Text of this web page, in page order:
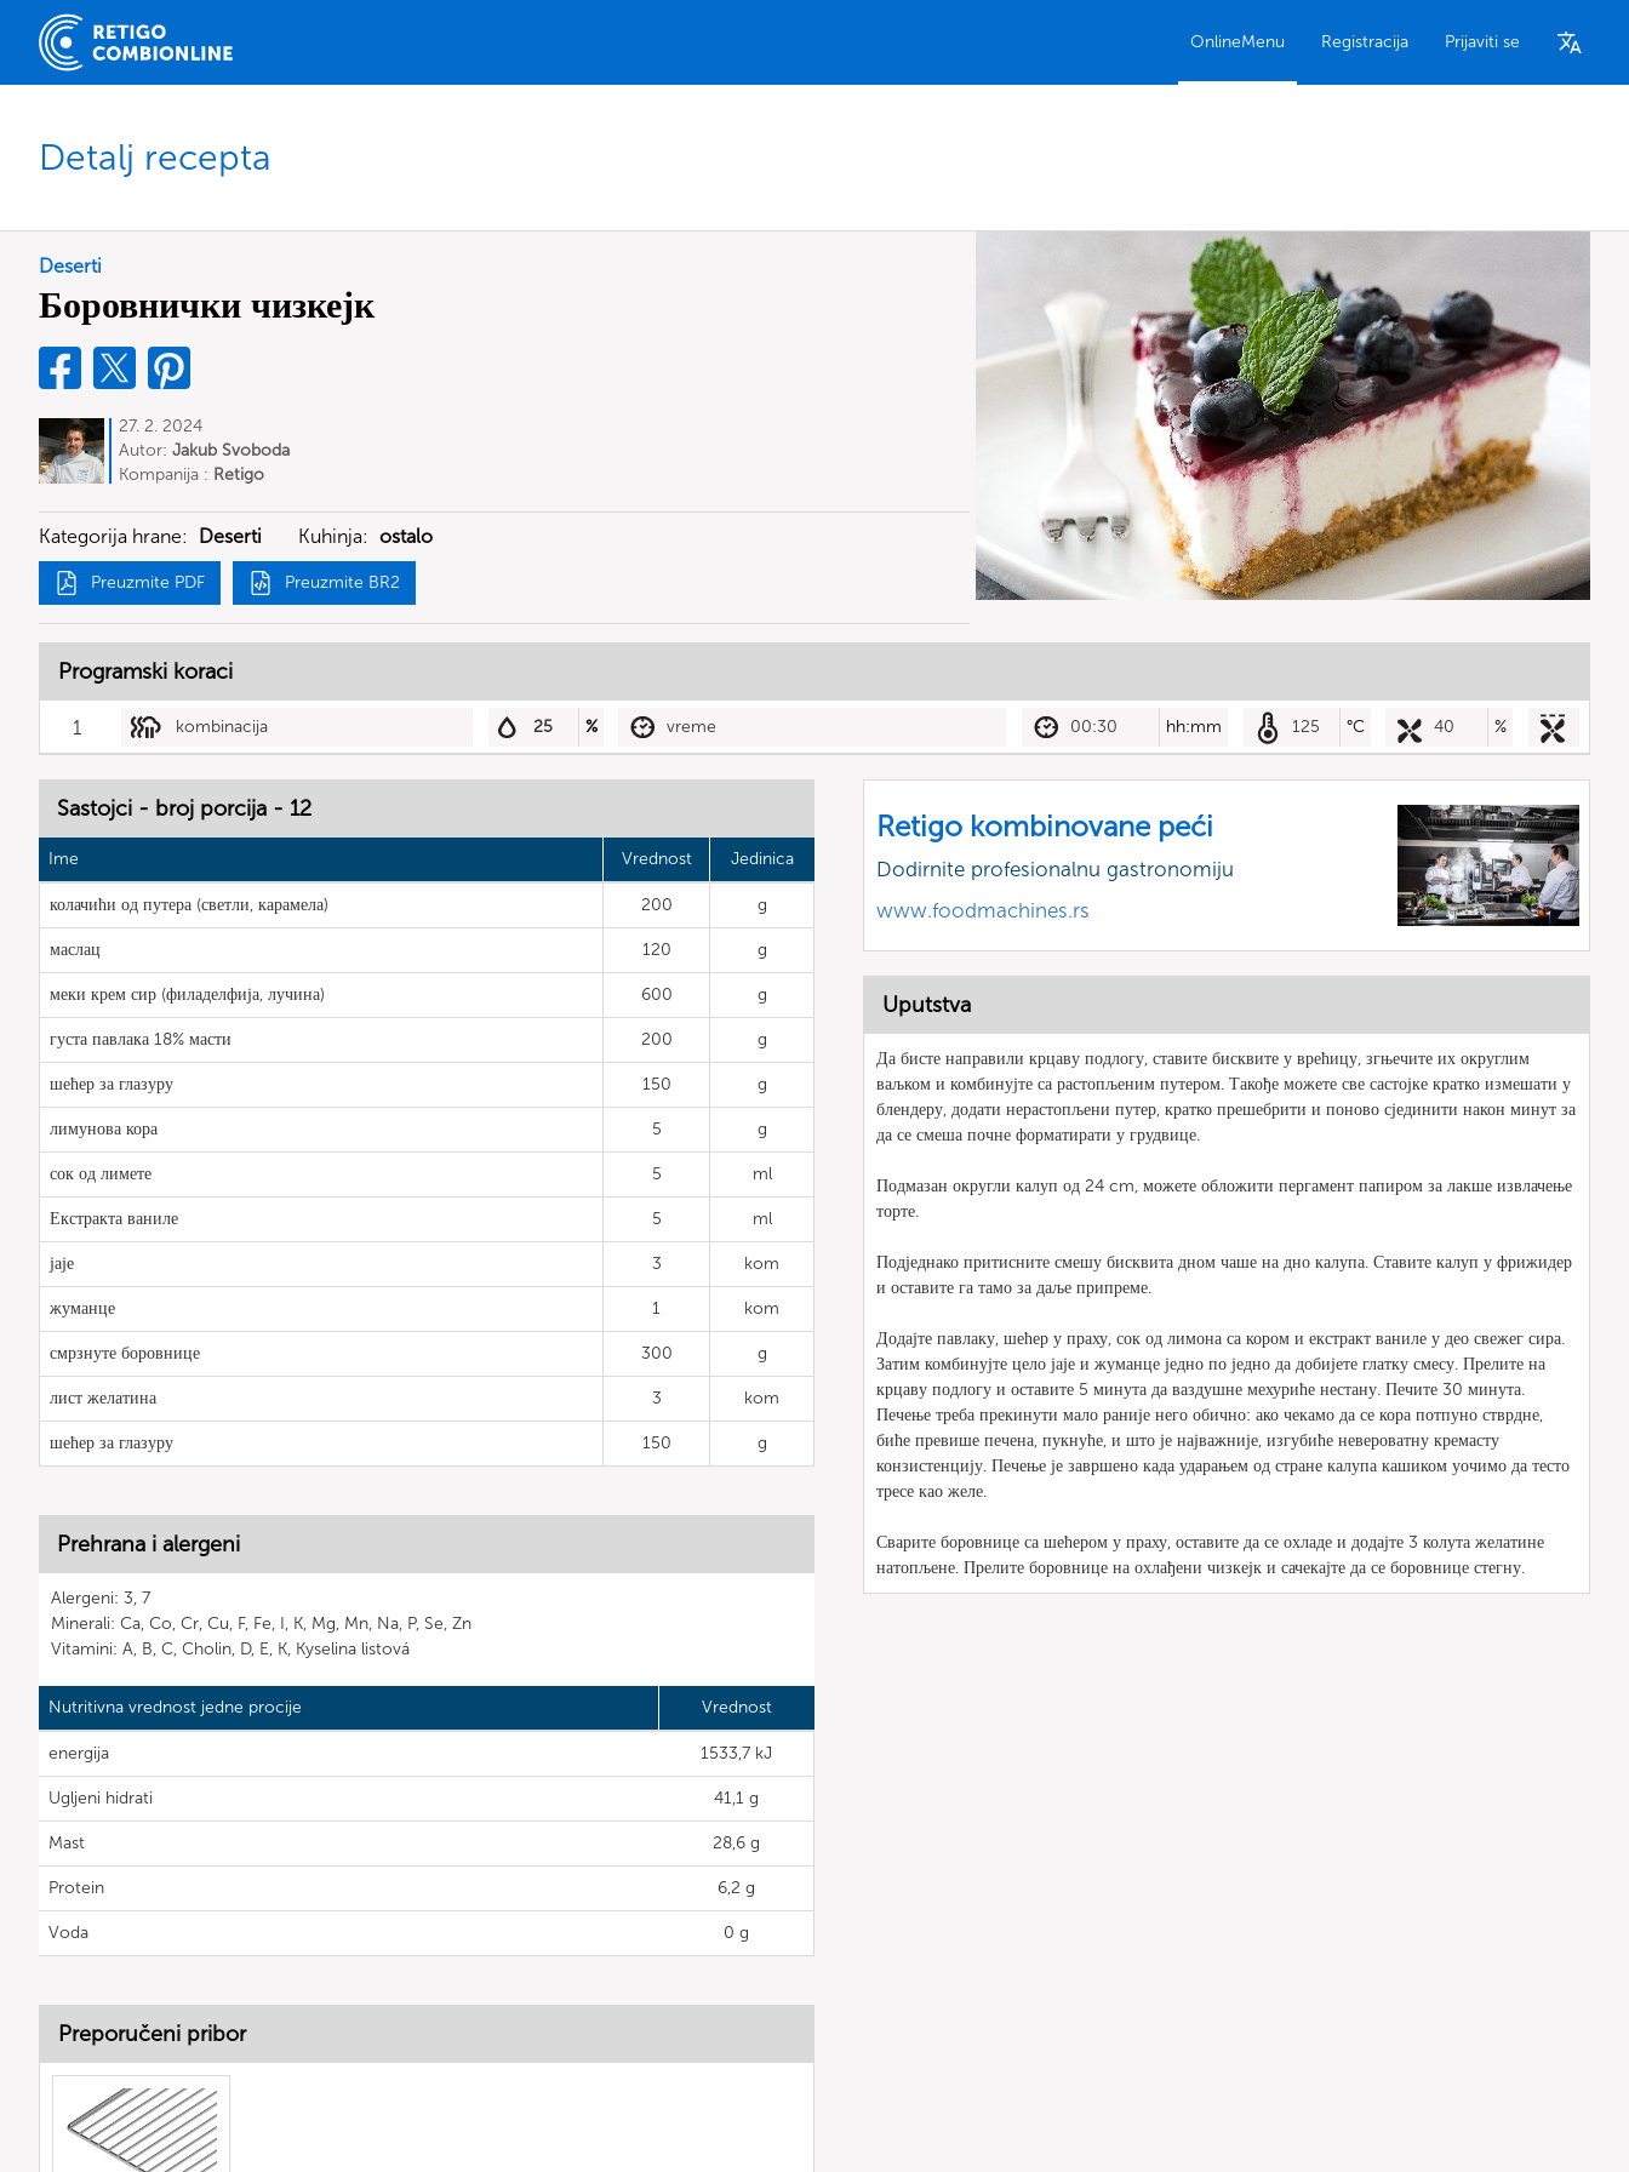
OnlineMenu Registracija Prijaviti se
Detalj recepta
Deserti
Боровнички чизкејк
27. 2. 2024
Autor: Jakub Svoboda
Kompanija : Retigo
Kategorija hrane: Deserti Kuhinja: ostalo
Preuzmite PDF Preuzmite BR2
Programski koraci
1 kombinacija 25 % vreme 00:30 hh:mm 125 °C 40 %
Sastojci - broj porcija - 12
Ime Vrednost Jedinica
колачићи од путера (светли, карамела) 200 g
маслац 120 g
меки крем сир (филаделфија, лучина) 600 g
густа павлака 18% масти 200 g
шећер за глазуру 150 g
лимунова кора 5 g
сок од лимете 5 ml
Екстракта ваниле 5 ml
јаје 3 kom
жуманце 1 kom
смрзнуте боровнице 300 g
лист желатина 3 kom
шећер за глазуру 150 g
Prehrana i alergeni
Alergeni: 3, 7
Minerali: Ca, Co, Cr, Cu, F, Fe, I, K, Mg, Mn, Na, P, Se, Zn
Vitamini: A, B, C, Cholin, D, E, K, Kyselina listová
Nutritivna vrednost jedne procije Vrednost
energija 1533,7 kJ
Ugljeni hidrati 41,1 g
Mast 28,6 g
Protein 6,2 g
Voda 0 g
Retigo kombinovane peći
Dodirnite profesionalnu gastronomiju
www.foodmachines.rs
Uputstva
Да бисте направили крцаву подлогу, ставите бисквите у врећицу, згњечите их округлим
ваљком и комбинујте са растопљеним путером. Такође можете све састојке кратко измешати у
блендеру, додати нерастопљени путер, кратко прешебрити и поново сјединити након минут за
да се смеша почне форматирати у грудвице.
Подмазан округли калуп од 24 cm, можете обложити пергамент папиром за лакше извлачење
торте.
Подједнако притисните смешу бисквита дном чаше на дно калупа. Ставите калуп у фрижидер
и оставите га тамо за даље припреме.
Додајте павлаку, шећер у праху, сок од лимона са кором и екстракт ваниле у део свежег сира.
Затим комбинујте цело јаје и жуманце једно по једно да добијете глатку смесу. Прелите на
крцаву подлогу и оставите 5 минута да ваздушне мехуриће нестану. Печите 30 минута.
Печење треба прекинути мало раније него обично: ако чекамо да се кора потпуно стврдне,
биће превише печена, пукнуће, и што је најважније, изгубиће невероватну кремасту
конзистенцију. Печење је завршено када ударањем од стране калупа кашиком уочимо да тесто
тресе као желе.
Сварите боровнице са шећером у праху, оставите да се охладе и додајте 3 колута желатине
натопљене. Прелите боровнице на охлађени чизкејк и сачекајте да се боровнице стегну.
Preporučeni pribor